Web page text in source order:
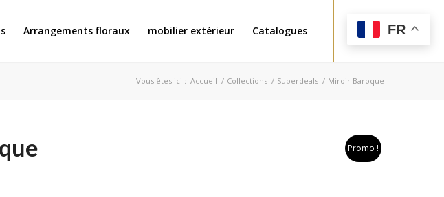
Arrangements floraux mobilier extérieur Catalogues
Vous êtes ici : Accueil / Collections / Superdeals / Miroir Baroque
Promo !
FR